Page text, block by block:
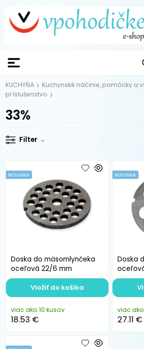
KUCHYŇA Kuchynské náčinie, pomôcky a
príslušenstvo
33%
Filter
Doska do mäsomlynčeka
oceľová 22/6 mm
NOVINKA
viac ako 10 kusov
18.53 €
Vložiť do košíka
Doska
NOVINKA
viac
27.11 €